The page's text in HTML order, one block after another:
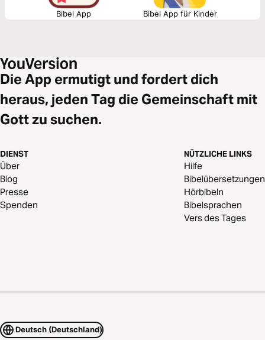
Bibel App Bibel App für Kinder
Die App ermutigt und fordert dich
heraus, jeden Tag die Gemeinschaft mit
Gott zu suchen.
DIENST
Über
Blog
Presse
Spenden
NÜTZLICHE LINKS
Hilfe
Bibelübersetzungen
Hörbibeln
Bibelsprachen
Vers des Tages
Deutsch (Deutschland)